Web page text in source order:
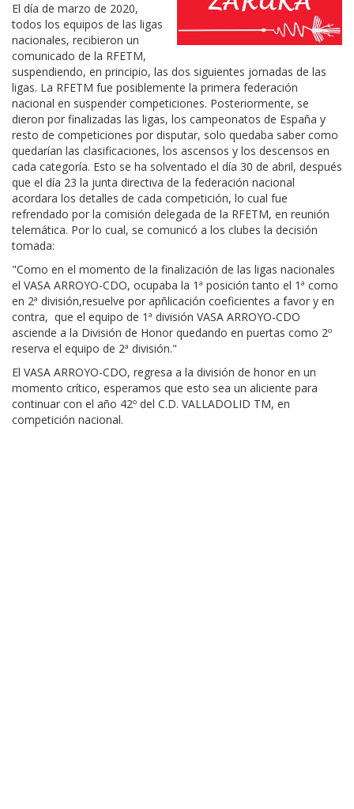
El día de marzo de 2020,
todos los equipos de las ligas
nacionales, recibieron un
comunicado de la RFETM,
suspendiendo, en principio, las dos siguientes jornadas de las
ligas. La RFETM fue posiblemente la primera federación
nacional en suspender competiciones. Posteriormente, se
dieron por finalizadas las ligas, los campeonatos de España y
resto de competiciones por disputar, solo quedaba saber como
quedarían las clasificaciones, los ascensos y los descensos en
cada categoría. Esto se ha solventado el día 30 de abril, después
que el día 23 la junta directiva de la federación nacional
acordara los detalles de cada competición, lo cual fue
refrendado por la comisión delegada de la RFETM, en reunión
telemática. Por lo cual, se comunicó a los clubes la decisión
tomada:
"Como en el momento de la finalización de las ligas nacionales
el VASA ARROYO-CDO, ocupaba la 1ª posición tanto el 1ª como
en 2ª división,resuelve por apñlicación coeficientes a favor y en
contra, que el equipo de 1ª división VASA ARROYO-CDO
asciende a la División de Honor quedando en puertas como 2º
reserva el equipo de 2ª división."
El VASA ARROYO-CDO, regresa a la división de honor en un
momento crítico, esperamos que esto sea un aliciente para
continuar con el año 42º del C.D. VALLADOLID TM, en
competición nacional.